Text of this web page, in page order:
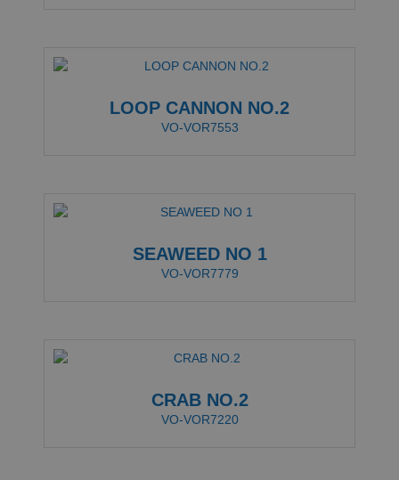
LOOP CANNON NO.2
VO-VOR7553
SEAWEED NO 1
VO-VOR7779
CRAB NO.2
VO-VOR7220